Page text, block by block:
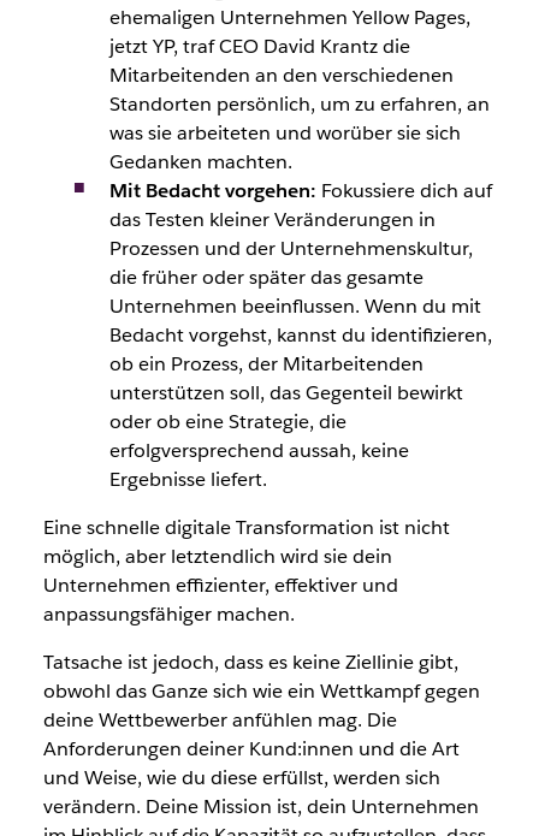
ehemaligen Unternehmen Yellow Pages,
jetzt YP, traf CEO David Krantz die
Mitarbeitenden an den verschiedenen
Standorten persönlich, um zu erfahren, an
was sie arbeiteten und worüber sie sich
Gedanken machten.
Mit Bedacht vorgehen: Fokussiere dich auf
das Testen kleiner Veränderungen in
Prozessen und der Unternehmenskultur,
die früher oder später das gesamte
Unternehmen beeinflussen. Wenn du mit
Bedacht vorgehst, kannst du identifizieren,
ob ein Prozess, der Mitarbeitenden
unterstützen soll, das Gegenteil bewirkt
oder ob eine Strategie, die
erfolgversprechend aussah, keine
Ergebnisse liefert.
Eine schnelle digitale Transformation ist nicht
möglich, aber letztendlich wird sie dein
Unternehmen effizienter, effektiver und
anpassungsfähiger machen.
Tatsache ist jedoch, dass es keine Ziellinie gibt,
obwohl das Ganze sich wie ein Wettkampf gegen
deine Wettbewerber anfühlen mag. Die
Anforderungen deiner Kund:innen und die Art
und Weise, wie du diese erfüllst, werden sich
verändern. Deine Mission ist, dein Unternehmen